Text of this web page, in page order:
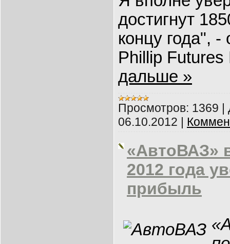
достигнут
концу года", -
Phillip
дальше »
Просмотров: 1369 |
06.10.2012 |
«АвтоВАЗ»
2012 года
прибыль